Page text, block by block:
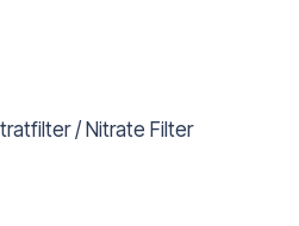
/ Nitrate Filter